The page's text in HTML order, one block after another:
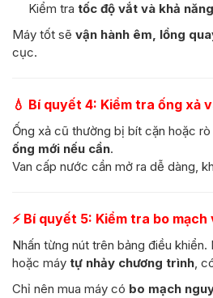
Kiểm tra tốc độ vắt và khả
Máy tốt sẽ vận hành êm, lồng
cục.
💧 Bí quyết 4: Kiểm tra ống xả
Ống xả cũ thường bị bít cặn hoặc
ống mới nếu cần.
Van cấp nước cần mở ra dễ dàng,
⚡ Bí quyết 5: Kiểm tra bo mạch
Nhấn từng nút trên bảng điều khiển.
hoặc máy tự nhảy chương trình,
Chỉ nên mua máy có bo mạch